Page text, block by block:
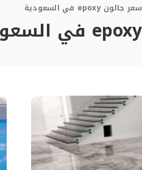
سعر جالون epoxy في السعودية